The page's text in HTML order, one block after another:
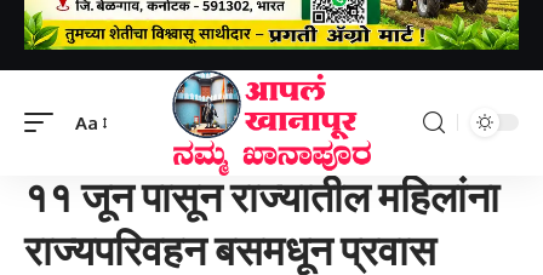
Aa
Uncategorized>११ जून पासून राज्यातील महिलांना राज्यपरिवहन बसमधून प्रवास मोफत- ಜೂನ್ 11 ರಿಂದ ರಾಜ್ಯದ ಮಹಿಳೆಯರು ರಾಜ್ಯ ಸಾರಿಗೆ ಬಸ್‌ಗಳಲ್ಲಿ ಉಚಿತವಾಗಿ ಪ್ರಯಾಣಿಸಲಿದ್ದಾರೆ.
११ जून पासून राज्यातील महिलांना
राज्यपरिवहन बसमधून प्रवास